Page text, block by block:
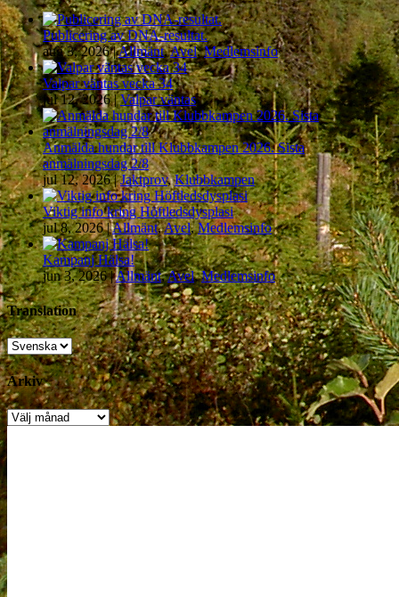
Publicering av DNA-resultat.
aug 3, 2026|Allmänt,Avel,Medlemsinfo
Valpar väntas vecka 34
jul 12, 2026|Valpar väntas
Anmälda hundar till Klubbkampen 2026. Sista
anmälningsdag 2/8
jul 12, 2026|Jaktprov,Klubbkampen
Viktig info kring Höftledsdysplasi
jul 8, 2026|Allmänt,Avel,Medlemsinfo
Kampanj Hälsa!
jun 3, 2026|Allmänt,Avel,Medlemsinfo
Translation
Arkiv
Arkiv